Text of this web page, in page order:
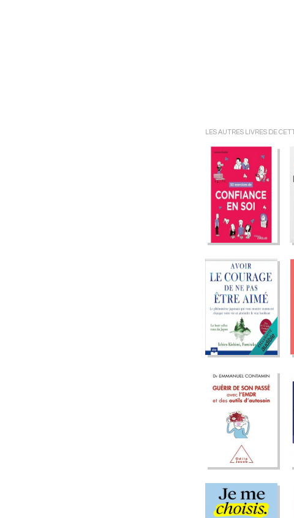
LES AUTRES LIVRES DE